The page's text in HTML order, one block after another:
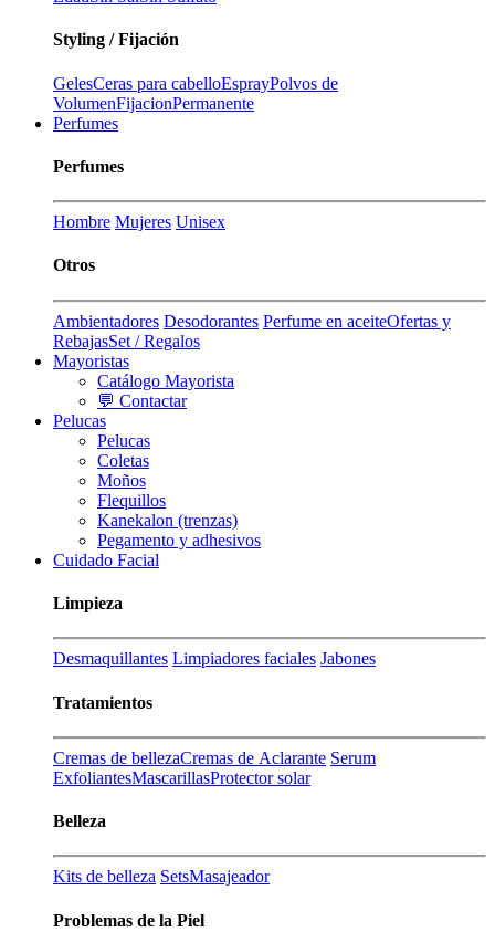
Styling / Fijación
GelesCeras para cabelloEsprayPolvos de
VolumenFijacionPermanente
Perfumes
Perfumes
Hombre Mujeres Unisex
Otros
Ambientadores Desodorantes Perfume en aceiteOfertas y
RebajasSet / Regalos
Mayoristas
Catálogo Mayorista
💬 Contactar
Pelucas
Pelucas
Coletas
Moños
Flequillos
Kanekalon (trenzas)
Pegamento y adhesivos
Cuidado Facial
Limpieza
Desmaquillantes Limpiadores faciales Jabones
Tratamientos
Cremas de bellezaCremas de Aclarante Serum
ExfoliantesMascarillasProtector solar
Belleza
Kits de belleza SetsMasajeador
Problemas de la Piel